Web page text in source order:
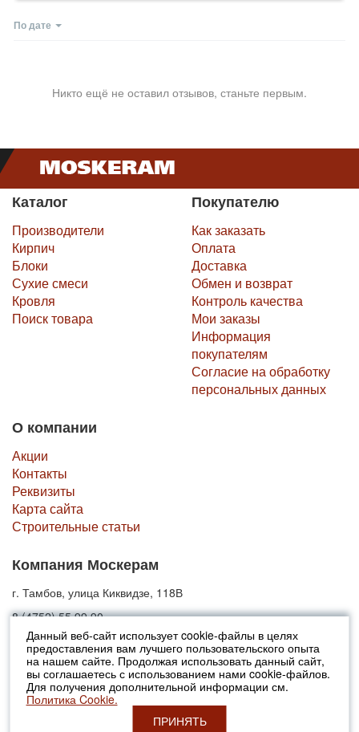
Данный веб-сайт использует cookie-файлы в целях
предоставления вам лучшего пользовательского опыта
на нашем сайте. Продолжая использовать данный сайт,
вы соглашаетесь с использованием нами cookie-файлов.
Для получения дополнительной информации см.
Политика Cookie.
ПРИНЯТЬ
По дате
Никто ещё не оставил отзывов, станьте первым.
Каталог
Производители
Кирпич
Блоки
Сухие смеси
Кровля
Поиск товара
Покупателю
Как заказать
Оплата
Доставка
Обмен и возврат
Контроль качества
Мои заказы
Информация
покупателям
Согласие на обработку
персональных данных
О компании
Акции
Контакты
Реквизиты
Карта сайта
Строительные статьи
Компания Москерам
г. Тамбов, улица Киквидзе, 118В
8 (4752) 55 99 90
© 2010-2026 Москерам
Указанные на сайте цены не являются публичной офертой (ст.435 ГК
РФ).
Стоимость и наличие товара просьба уточнять в офисах продаж....